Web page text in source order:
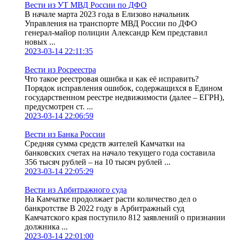
Вести из УТ МВД России по ДФО
В начале марта 2023 года в Елизово начальник
Управления на транспорте МВД России по ДФО
генерал-майор полиции Александр Кем представил
новых ...
2023-03-14 22:11:35
Вести из Росреестра
Что такое реестровая ошибка и как её исправить?
Порядок исправления ошибок, содержащихся в Едином
государственном реестре недвижимости (далее – ЕГРН),
предусмотрен ст. ...
2023-03-14 22:06:59
Вести из Банка России
Средняя сумма средств жителей Камчатки на
банковских счетах на начало текущего года составила
356 тысяч рублей – на 10 тысяч рублей ...
2023-03-14 22:05:29
Вести из Арбитражного суда
На Камчатке продолжает расти количество дел о
банкротстве В 2022 году в Арбитражный суд
Камчатского края поступило 812 заявлений о признании
должника ...
2023-03-14 22:01:00